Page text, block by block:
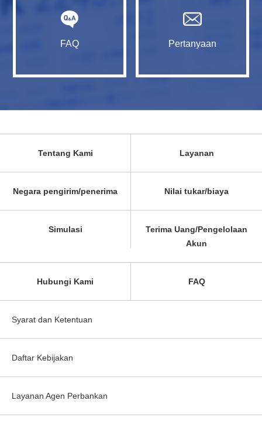
FAQ Pertanyaan
Tentang Kami Layanan
Negara pengirim/penerima Nilai tukar/biaya
Simulasi
Terima Uang/Pengelolaan
Akun
Hubungi Kami FAQ
Syarat dan Ketentuan
Daftar Kebijakan
Layanan Agen Perbankan